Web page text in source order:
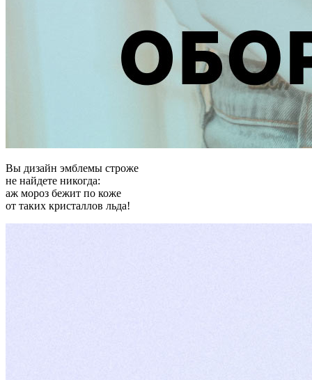
Вы дизайн эмблемы строже
не найдете никогда:
аж мороз бежит по коже
от таких кристаллов льда!